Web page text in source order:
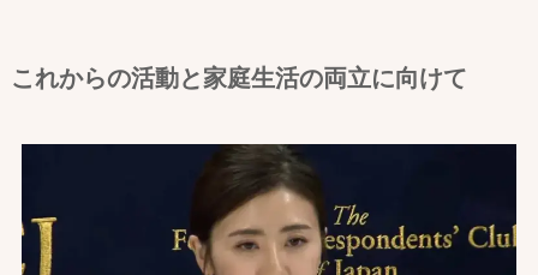
これからの活動と家庭生活の両立に向けて